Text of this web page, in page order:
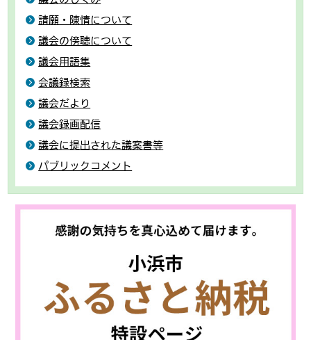
請願・陳情について
議会の傍聴について
議会用語集
会議録検索
議会だより
議会録画配信
議会に提出された議案書等
パブリックコメント